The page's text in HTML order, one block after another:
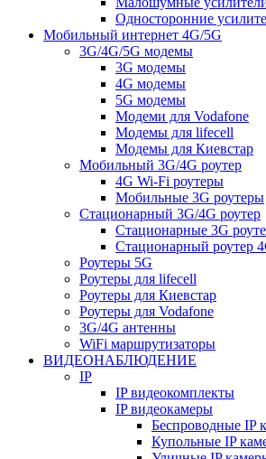
Односторонние
Мобильный интернет 4G/5G
3G/4G/5G модемы
3G модемы
4G модемы
5G модемы
Модеми для Vodafone
Модемы для lifecell
Модемы для Киевстар
Мобильный 3G/4G роутер
4G Wi-Fi роутеры
Мобильные 3G роутеры
Стационарный 3G/4G роутер
Стационарные 3G
Стационарный роутер
Роутеры 5G
Роутеры для lifecell
Роутеры для Киевстар
Роутеры для Vodafone
3G/4G антенны
WiFi маршрутизаторы
ВИДЕОНАБЛЮДЕНИЕ
IP
IP видеокомплекты
IP видеокамеры
Беспроводные IP
Купольные IP